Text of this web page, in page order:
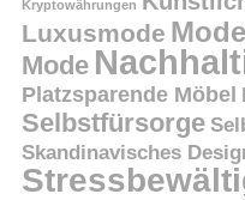
Kryptowährungen
Luxusmode
Mode
Platzsparende Möbel
Selbstfürsorge
Skandinavisches